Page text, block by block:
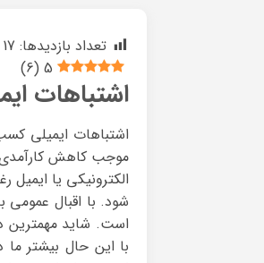
تعداد بازدیدها: 17
5
(
6
)
اشتباهات
اشتباهات ایمیلی
موجب کاهش کارآمدی
الکترونیکی یا
شود. با اقبال عمومی
است. شاید مهمترین
با این حال بیشتر